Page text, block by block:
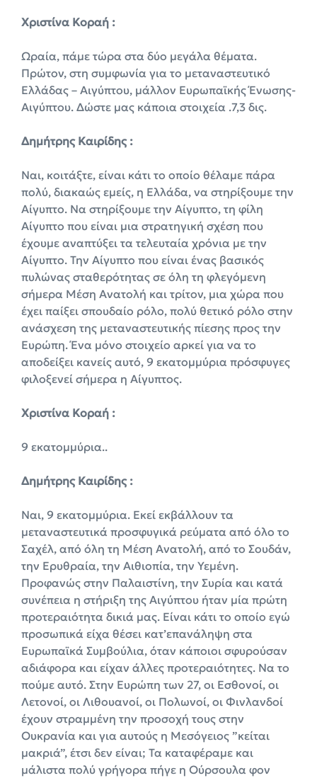
Χριστίνα Κοραή :
Ωραία, πάμε τώρα στα δύο μεγάλα θέματα.
Πρώτον, στη συμφωνία για το μεταναστευτικό
Ελλάδας – Αιγύπτου, μάλλον Ευρωπαϊκής Ένωσης-
Αιγύπτου. Δώστε μας κάποια στοιχεία .7,3 δις.
Δημήτρης Καιρίδης :
Ναι, κοιτάξτε, είναι κάτι το οποίο θέλαμε πάρα
πολύ, διακαώς εμείς, η Ελλάδα, να στηρίξουμε την
Αίγυπτο. Να στηρίξουμε την Αίγυπτο, τη φίλη
Αίγυπτο που είναι μια στρατηγική σχέση που
έχουμε αναπτύξει τα τελευταία χρόνια με την
Αίγυπτο. Την Αίγυπτο που είναι ένας βασικός
πυλώνας σταθερότητας σε όλη τη φλεγόμενη
σήμερα Μέση Ανατολή και τρίτον, μια χώρα που
έχει παίξει σπουδαίο ρόλο, πολύ θετικό ρόλο στην
ανάσχεση της μεταναστευτικής πίεσης προς την
Ευρώπη. Ένα μόνο στοιχείο αρκεί για να το
αποδείξει κανείς αυτό, 9 εκατομμύρια πρόσφυγες
φιλοξενεί σήμερα η Αίγυπτος.
Χριστίνα Κοραή :
9 εκατομμύρια..
Δημήτρης Καιρίδης :
Ναι, 9 εκατομμύρια. Εκεί εκβάλλουν τα
μεταναστευτικά προσφυγικά ρεύματα από όλο το
Σαχέλ, από όλη τη Μέση Ανατολή, από το Σουδάν,
την Ερυθραία, την Αιθιοπία, την Υεμένη.
Προφανώς στην Παλαιστίνη, την Συρία και κατά
συνέπεια η στήριξη της Αιγύπτου ήταν μία πρώτη
προτεραιότητα δικιά μας. Είναι κάτι το οποίο εγώ
προσωπικά είχα θέσει κατ’επανάληψη στα
Ευρωπαϊκά Συμβούλια, όταν κάποιοι σφυρούσαν
αδιάφορα και είχαν άλλες προτεραιότητες. Να το
πούμε αυτό. Στην Ευρώπη των 27, οι Εσθονοί, οι
Λετονοί, οι Λιθουανοί, οι Πολωνοί, οι Φινλανδοί
έχουν στραμμένη την προσοχή τους στην
Ουκρανία και για αυτούς η Μεσόγειος ”κείται
μακριά”, έτσι δεν είναι; Τα καταφέραμε και
μάλιστα πολύ γρήγορα πήγε η Ούρσουλα φον